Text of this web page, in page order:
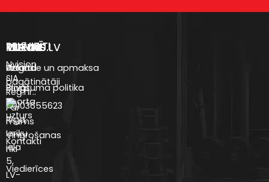
REKVIZĪTI
Nvision
SIA
Reģ.nr.:
40103655623
Rīga,
Ieriķu
iela
5,
LV-
VEIKALS
Uztura
bagātinātāji
Sporta
uzturs
Vingrošanas
rīki
Viedierīces
TRENINS.LV
Anketa
Blogs
Par
mums
Kontakti
IZVĒLNE
Piegāde un apmaksa
Privātuma politika